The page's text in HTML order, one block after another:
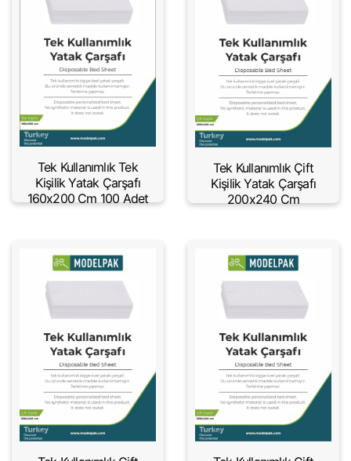
Tek Kullanımlık Tek
Kişilik Yatak Çarşafı
160x200 Cm 100 Adet
Tek Kullanımlık Çift
Kişilik Yatak Çarşafı
200x240 Cm